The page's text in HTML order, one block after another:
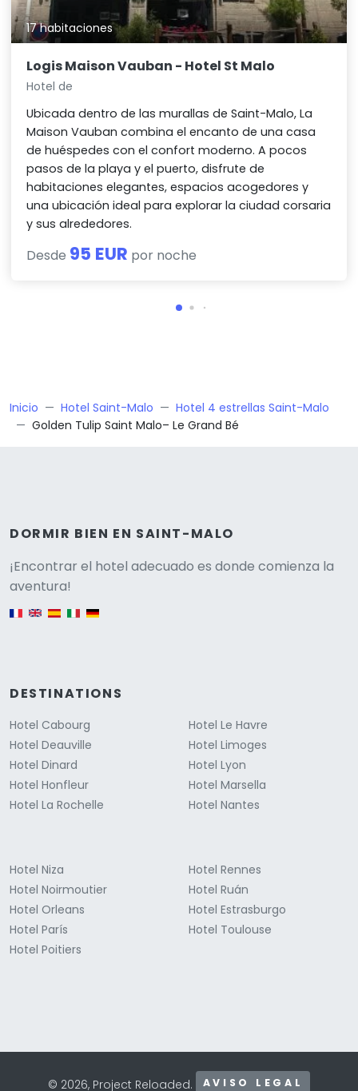
17 habitaciones
Logis Maison Vauban - Hotel St Malo
Hotel de
Ubicada dentro de las murallas de Saint-Malo, La
Maison Vauban combina el encanto de una casa
de huéspedes con el confort moderno. A pocos
pasos de la playa y el puerto, disfrute de
habitaciones elegantes, espacios acogedores y
una ubicación ideal para explorar la ciudad corsaria
y sus alrededores.
Desde 95 EUR por noche
Inicio Hotel Saint-Malo
Hotel 4 estrellas Saint-Malo
Golden Tulip Saint Malo– Le Grand Bé
DORMIR BIEN EN SAINT-MALO
¡Encontrar el hotel adecuado es donde comienza la
aventura!
English version
DESTINATIONS
Hotel Cabourg
Hotel Deauville
Hotel Dinard
Hotel Honfleur
Hotel La Rochelle
Hotel Le Havre
Hotel Limoges
Hotel Lyon
Hotel Marsella
Hotel Nantes
Hotel Niza
Hotel Noirmoutier
Hotel Orleans
Hotel París
Hotel Poitiers
Hotel Rennes
Hotel Ruán
Hotel Estrasburgo
Hotel Toulouse
© 2026, Project Reloaded. AVISO LEGAL